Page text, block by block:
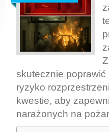
skutecznie
ryzyko
kwestie, aby
narażonych na